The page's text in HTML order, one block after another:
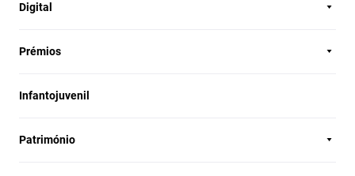
Digital
Prémios
Infantojuvenil
Património